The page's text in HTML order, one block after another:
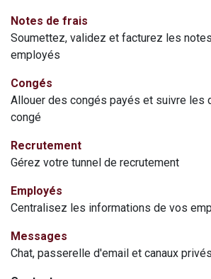
Notes de frais
Soumettez, validez et facturez les
employés
Congés
Allouer des congés payés et suivre les
congé
Recrutement
Gérez votre tunnel de recrutement
Employés
Centralisez les informations de vos
Messages
Chat, passerelle d'email et canaux privés